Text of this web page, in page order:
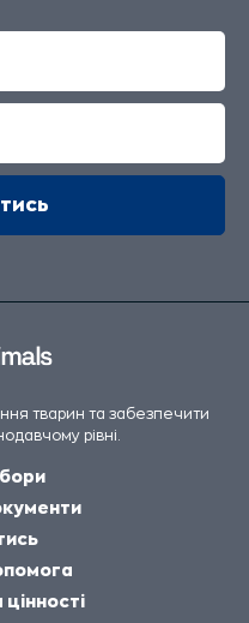
тварин та забезпечити
рівні.
цінності